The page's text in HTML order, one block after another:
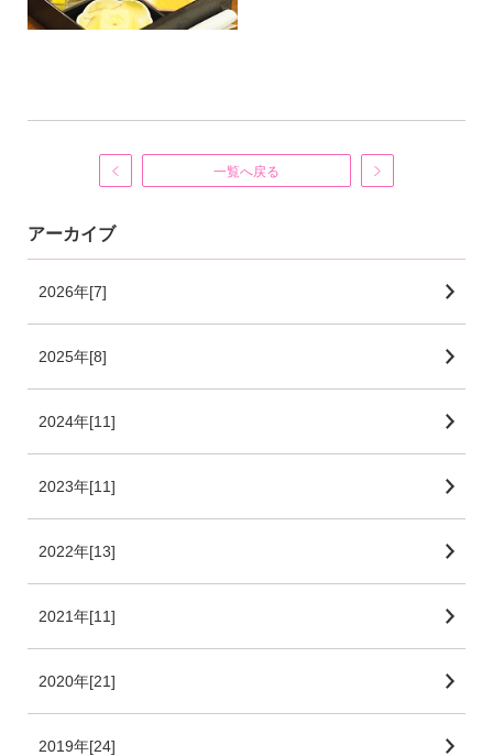
一覧へ戻る
アーカイブ
2026年[7]
2025年[8]
2024年[11]
2023年[11]
2022年[13]
2021年[11]
2020年[21]
2019年[24]